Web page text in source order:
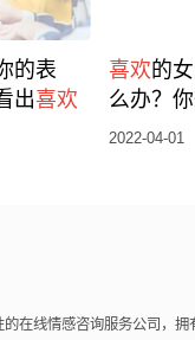
的表
出喜欢
喜欢的
么办？
2022-04-01
在线情感咨询服务公司，拥